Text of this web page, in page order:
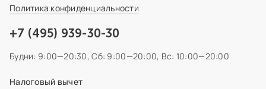
Политика конфиденциальности
+7 (495) 939-30-30
Будни: 9:00—20:30, Сб: 9:00—20:00, Вс: 10:00—20:00
Налоговый вычет